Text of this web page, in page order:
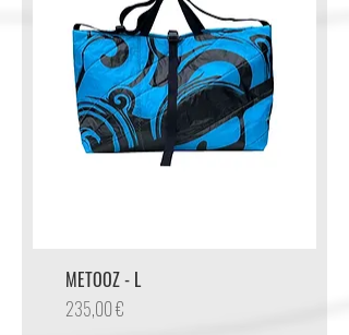
METOOZ - L
Preis
235,00 €